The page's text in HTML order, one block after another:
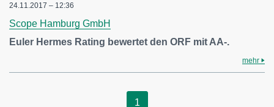
24.11.2017 – 12:36
Scope Hamburg GmbH
Euler Hermes Rating bewertet den ORF mit AA-.
mehr
1